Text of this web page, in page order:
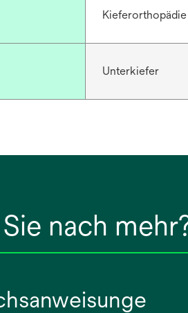
Kieferorthopädie
Unterkiefer
nach